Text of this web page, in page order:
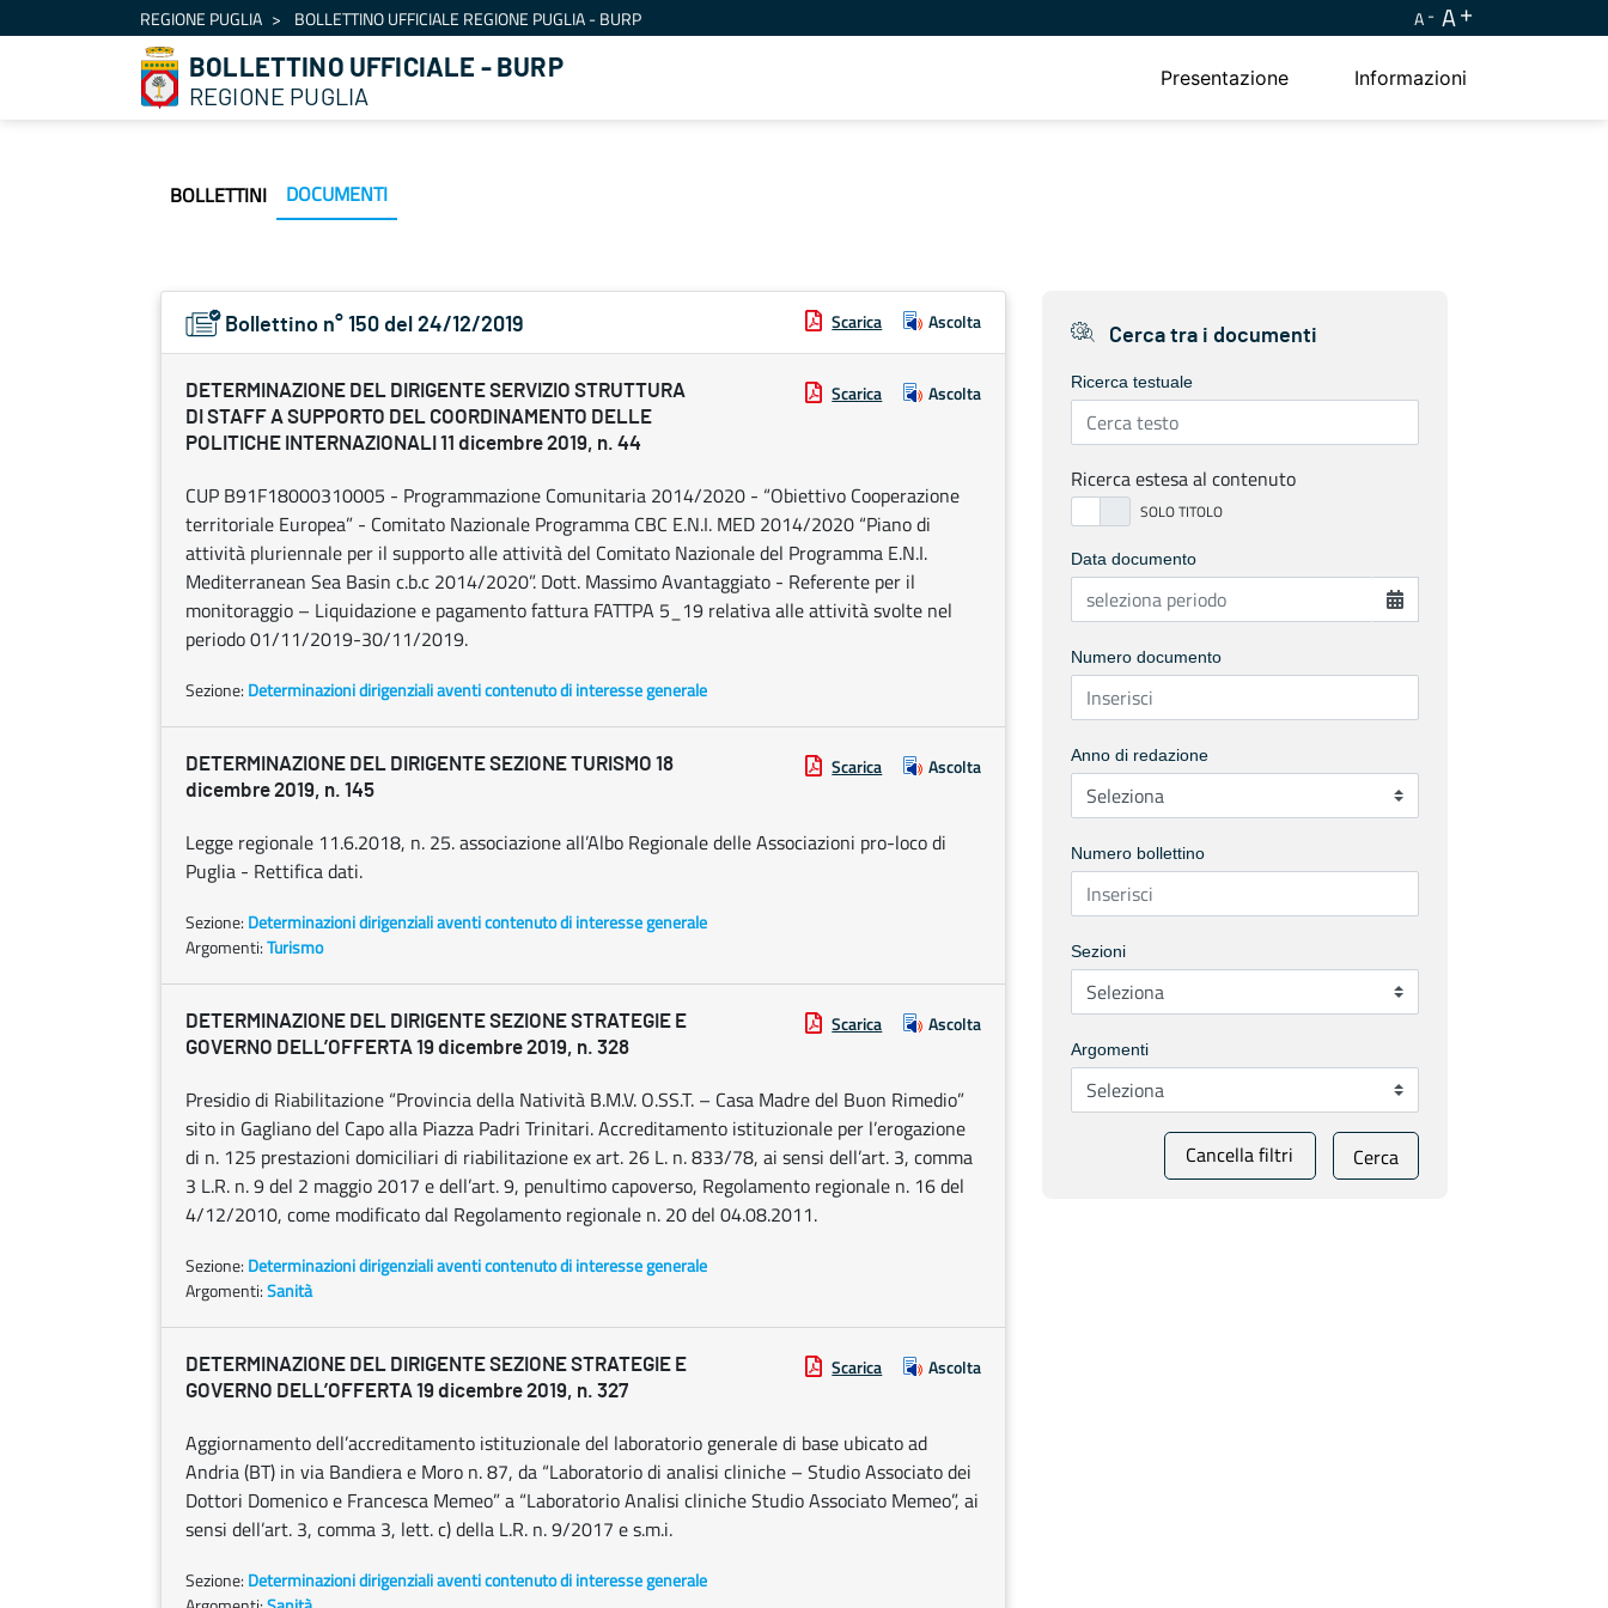
Salta al contenutoREGIONE PUGLIA BOLLETTINO UFFICIALE REGIONE PUGLIA - BURP A A
BOLLETTINO UFFICIALE - BURP
REGIONE PUGLIA
Presentazione Informazioni
BOLLETTINI DOCUMENTI
Bollettino n° 150 del 24/12/2019 Scarica Ascolta
DETERMINAZIONE DEL DIRIGENTE SERVIZIO STRUTTURA
DI STAFF A SUPPORTO DEL COORDINAMENTO DELLE
POLITICHE INTERNAZIONALI 11 dicembre 2019, n. 44
Scarica Ascolta
CUP B91F18000310005 - Programmazione Comunitaria 2014/2020 - “Obiettivo Cooperazione
territoriale Europea” - Comitato Nazionale Programma CBC E.N.I. MED 2014/2020 “Piano di
attività pluriennale per il supporto alle attività del Comitato Nazionale del Programma E.N.I.
Mediterranean Sea Basin c.b.c 2014/2020”. Dott. Massimo Avantaggiato - Referente per il
monitoraggio – Liquidazione e pagamento fattura FATTPA 5_19 relativa alle attività svolte nel
periodo 01/11/2019-30/11/2019.
Sezione: Determinazioni dirigenziali aventi contenuto di interesse generale
DETERMINAZIONE DEL DIRIGENTE SEZIONE TURISMO 18
dicembre 2019, n. 145
Scarica Ascolta
Legge regionale 11.6.2018, n. 25. associazione all’Albo Regionale delle Associazioni pro-loco di
Puglia - Rettifica dati.
Sezione: Determinazioni dirigenziali aventi contenuto di interesse generale
Argomenti:Turismo
DETERMINAZIONE DEL DIRIGENTE SEZIONE STRATEGIE E
GOVERNO DELL’OFFERTA 19 dicembre 2019, n. 328
Scarica Ascolta
Presidio di Riabilitazione “Provincia della Natività B.M.V. O.SS.T. – Casa Madre del Buon Rimedio”
sito in Gagliano del Capo alla Piazza Padri Trinitari. Accreditamento istituzionale per l’erogazione
di n. 125 prestazioni domiciliari di riabilitazione ex art. 26 L. n. 833/78, ai sensi dell’art. 3, comma
3 L.R. n. 9 del 2 maggio 2017 e dell’art. 9, penultimo capoverso, Regolamento regionale n. 16 del
4/12/2010, come modificato dal Regolamento regionale n. 20 del 04.08.2011.
Sezione: Determinazioni dirigenziali aventi contenuto di interesse generale
Argomenti:Sanità
DETERMINAZIONE DEL DIRIGENTE SEZIONE STRATEGIE E
GOVERNO DELL’OFFERTA 19 dicembre 2019, n. 327
Scarica Ascolta
Aggiornamento dell’accreditamento istituzionale del laboratorio generale di base ubicato ad
Andria (BT) in via Bandiera e Moro n. 87, da “Laboratorio di analisi cliniche – Studio Associato dei
Dottori Domenico e Francesca Memeo” a “Laboratorio Analisi cliniche Studio Associato Memeo”, ai
sensi dell’art. 3, comma 3, lett. c) della L.R. n. 9/2017 e s.m.i.
Sezione: Determinazioni dirigenziali aventi contenuto di interesse generale
Cerca tra i documenti
Ricerca testuale
Ricerca estesa al contenuto
Data documento
Numero documento
Anno di redazione
Numero bollettino
Sezioni
Argomenti
Cancella filtri Cerca